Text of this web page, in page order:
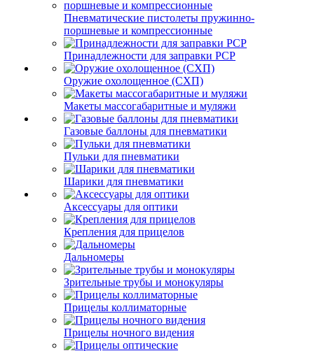
Пневматические пистолеты пружинно-
поршневые и компрессионные
Принадлежности для заправки PCP
Оружие охолощенное (СХП)
Макеты массогабаритные и муляжи
Газовые баллоны для пневматики
Пульки для пневматики
Шарики для пневматики
Аксессуары для оптики
Крепления для прицелов
Дальномеры
Зрительные трубы и монокуляры
Прицелы коллиматорные
Прицелы ночного видения